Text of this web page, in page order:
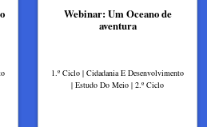
Webinar: Um Oceano de
aventura
1.º Ciclo | Cidadania E Desenvolvimento
| Estudo Do Meio | 2.º Ciclo